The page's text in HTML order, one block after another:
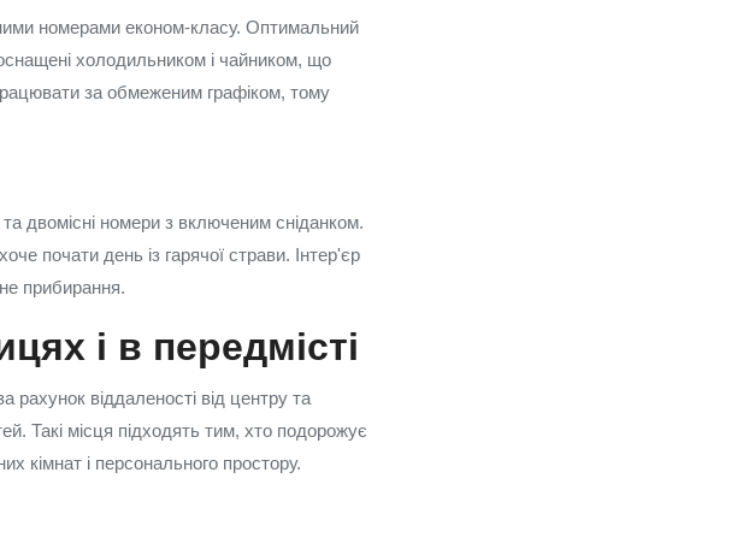
номерами економ‑класу. Оптимальний
холодильником і чайником, що
за обмеженим графіком, тому
двомісні номери з включеним сніданком.
почати день із гарячої страви. Інтер'єр
прибирання.
і в передмісті
віддаленості від центру та
Такі місця підходять тим, хто подорожує
кімнат і персонального простору.